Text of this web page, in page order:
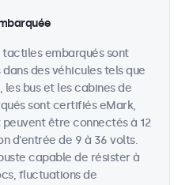
embarqués sont
des véhicules tels que
les bus et les cabines de
sont certifiés eMark,
être connectés à 12
d'entrée de 9 à 36 volts.
capable de résister à
fluctuations de